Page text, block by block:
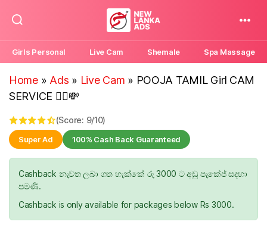
New
Lanka
Ads
Girls Personal Live Cam Shemale Spa Massage
Home» Ads » Live Cam » POOJA TAMIL Girl CAM
SERVICE 💁‍♀️💸
(Score: 9/10)
Super Ad 100% Cash Back Guaranteed
Cashback නැවත ලබා ගත හැක්කේ රු 3000 ට අඩු පැකේජ් සදහා
පමණි.
Cashback is only available for packages below Rs 3000.